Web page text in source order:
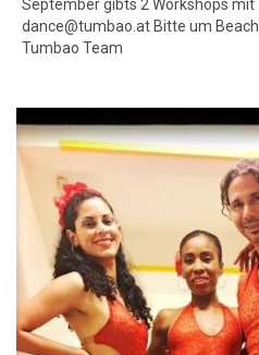
September gibts 2 Workshops
dance@tumbao.at Bitte um
Tumbao Team